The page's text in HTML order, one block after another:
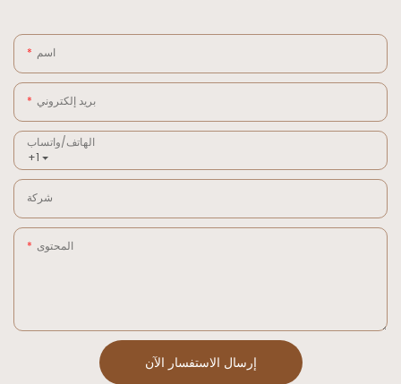
اسم
بريد إلكتروني
+1
الهاتف/واتساب
شركة
المحتوى
إرسال الاستفسار الآن